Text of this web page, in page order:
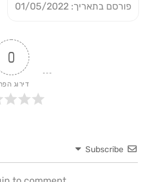
פורסם בתאריך: 01/05/2022
0
דירוג
Subscribe